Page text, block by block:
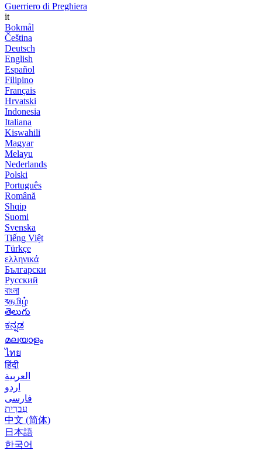
Guerriero di Preghiera
it
Bokmål
Čeština
Deutsch
English
Español
Filipino
Français
Hrvatski
Indonesia
Italiana
Kiswahili
Magyar
Melayu
Nederlands
Polski
Português
Română
Shqip
Suomi
Svenska
Tiếng Việt
Türkçe
ελληνικά
Български
Русский
বাংলা
বதமிழ்
తెలుగు
ಕನ್ನಡ
മലയാളം
ไทย
हिंदी
العربية
اردو
فارسی
עִברִית
中文 (简体)
日本語
한국어